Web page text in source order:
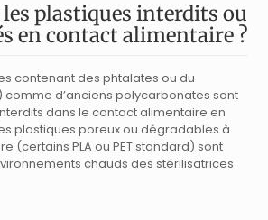
plastiques interdits ou
en contact alimentaire ?
contenant des phtalates ou du
comme d’anciens polycarbonates sont
dans le contact alimentaire en
plastiques poreux ou dégradables à
(certains PLA ou PET standard) sont
chauds des stérilisatrices